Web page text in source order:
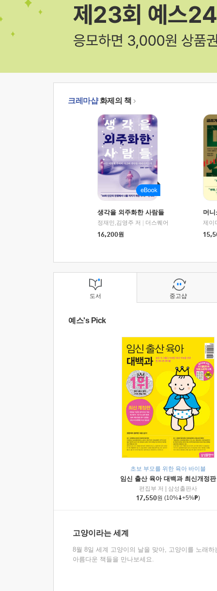
크레마샵화제의 책
생각을 외주화한 사람들
정재민,김영주 저
더스퀘어
16,200원
머
도서
예스's Pick
초보 부모를 위한 육아 바이블
임신 출산 육아 대백과 최신개정판
편집부 저
삼성출판사
17,550원 (10% +5% )
고양이라는 세계
8월 8일 세계 고양이의 날을 맞아, 고양이를 노래하
아름다운 책들을 만나보세요.
중고샵